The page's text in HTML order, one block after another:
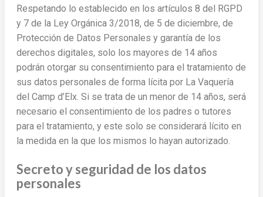
Respetando lo establecido en los artículos 8 del RGPD
y 7 de la Ley Orgánica 3/2018, de 5 de diciembre, de
Protección de Datos Personales y garantía de los
derechos digitales, solo los mayores de 14 años
podrán otorgar su consentimiento para el tratamiento de
sus datos personales de forma lícita por La Vaquería
del Camp d’Elx. Si se trata de un menor de 14 años, será
necesario el consentimiento de los padres o tutores
para el tratamiento, y este solo se considerará lícito en
la medida en la que los mismos lo hayan autorizado.
Secreto y seguridad de los datos
personales